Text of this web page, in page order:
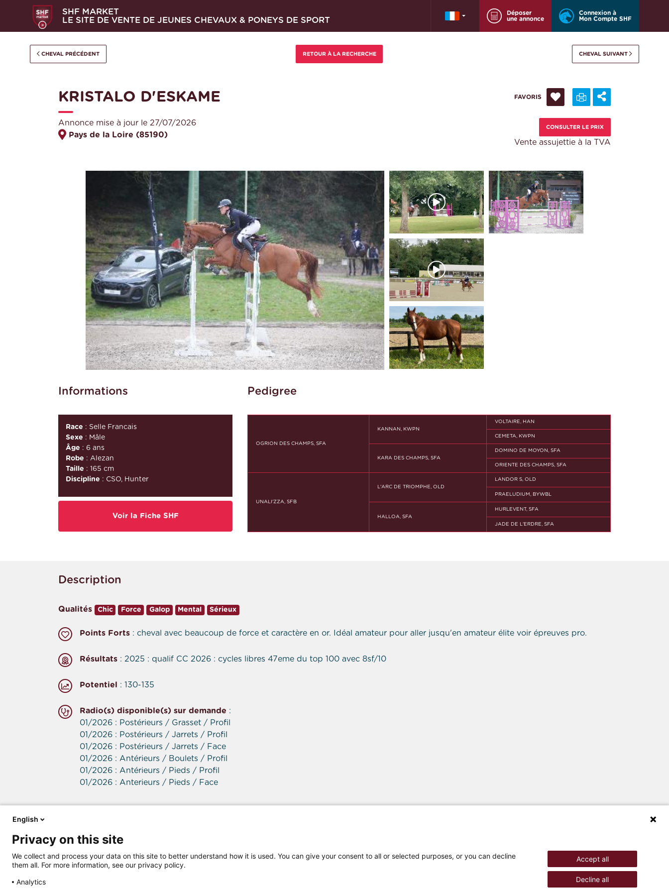
SHF MARKET
LE SITE DE VENTE DE JEUNES CHEVAUX & PONEYS DE SPORT
Déposer
une annonce
Connexion à
Mon Compte SHF
CHEVAL PRÉCÉDENT CHEVAL SUIVANT
KRISTALO D'ESKAME
CONSULTER LE PRIX
Vente assujettie à la TVA
FAVORIS
Annonce mise à jour le 27/07/2026
Pays de la Loire (85190)
Informations Pedigree
Race : Selle Francais
Sexe : Mâle
Âge : 6 ans
Robe : Alezan
Taille : 165 cm
Discipline : CSO, Hunter
Voir la Fiche SHF
OGRION DES CHAMPS, SFA
KANNAN, KWPN
VOLTAIRE, HAN
CEMETA, KWPN
KARA DES CHAMPS, SFA
DOMINO DE MOYON, SFA
ORIENTE DES CHAMPS, SFA
UNALI'ZZA, SFB
L'ARC DE TRIOMPHE, OLD
LANDOR S, OLD
PRAELUDIUM, BYWBL
HALLOA, SFA
HURLEVENT, SFA
JADE DE L'ERDRE, SFA
Description
Qualités Chic Force Galop Mental Sérieux
Points Forts : cheval avec beaucoup de force et caractère en or. Idéal amateur pour aller jusqu'en amateur élite voir épreuves pro.
Résultats : 2025 : qualif CC 2026 : cycles libres 47eme du top 100 avec 8sf/10
Potentiel : 130-135
Radio(s) disponible(s) sur demande :
01/2026 : Postérieurs / Grasset / Profil
01/2026 : Postérieurs / Jarrets / Profil
01/2026 : Postérieurs / Jarrets / Face
01/2026 : Antérieurs / Boulets / Profil
01/2026 : Antérieurs / Pieds / Profil
01/2026 : Anterieurs / Pieds / Face
Coordonnées du vendeur
English
Privacy on this site
We collect and process your data on this site to better understand how it is used. You can give your consent to all or selected purposes, or you can decline
them all. For more information, see our privacy policy.
Analytics
Accept all
Decline all